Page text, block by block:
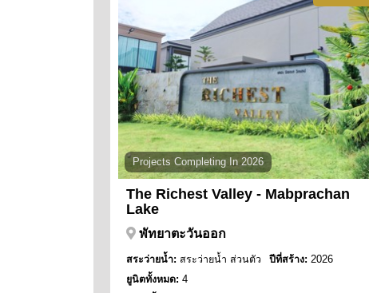
Projects Completing In 2026
The Richest Valley - Mabprachan
Lake
พัทยาตะวันออก
สระว่ายน้ำ: สระว่ายน้ำ ส่วนตัว ปีที่สร้าง: 2026
ยูนิตทั้งหมด: 4